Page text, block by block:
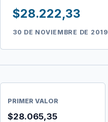
$28.222,33
30 DE NOVIEMBRE DE 2019
PRIMER VALOR
$28.065,35